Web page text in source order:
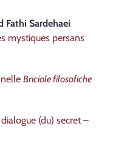
Fathi Sardehaei
mystiques persans
Briciole filosofiche
(du) secret –